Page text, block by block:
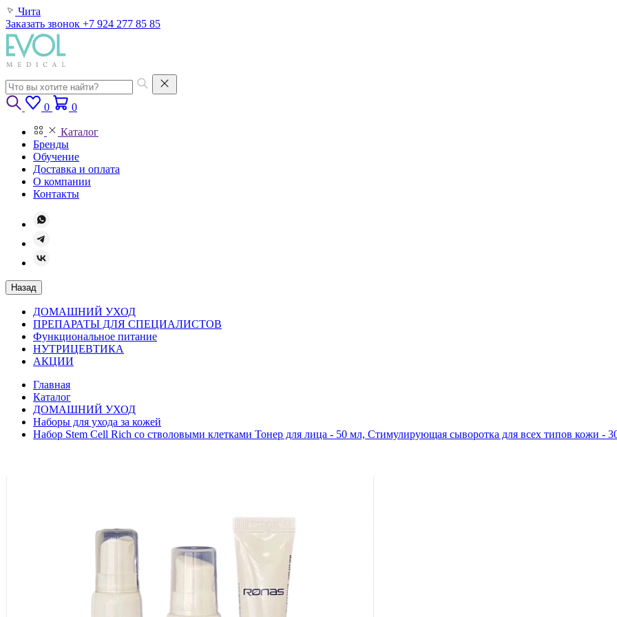
Чита
Заказать звонок +7 924 277 85 85
0 0
Каталог
Бренды
Обучение
Доставка и оплата
О компании
Контакты
Назад
ДОМАШНИЙ УХОД
ПРЕПАРАТЫ ДЛЯ СПЕЦИАЛИСТОВ
Функциональное питание
НУТРИЦЕВТИКА
АКЦИИ
Главная
Каталог
ДОМАШНИЙ УХОД
Наборы для ухода за кожей
Набор Stem Cell Rich со стволовыми клетками Тонер для лица - 50 мл, Стимулирующая сыворотка для всех типов кожи -